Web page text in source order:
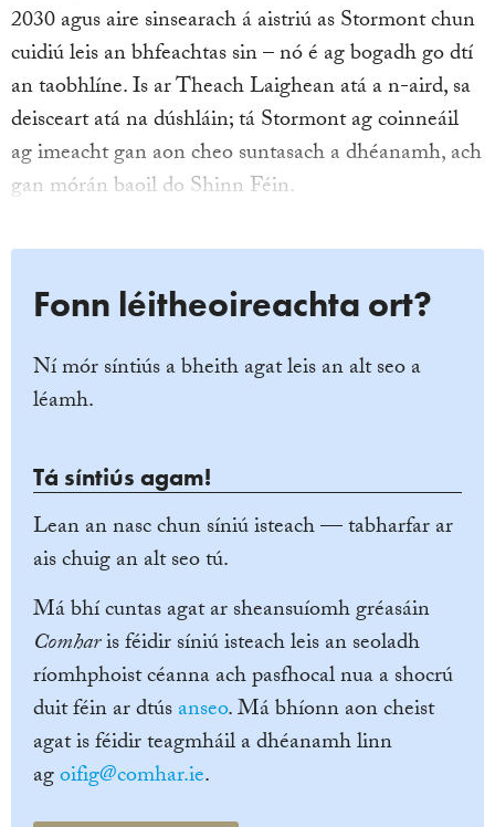
2030 agus aire sinsearach á aistriú as Stormont chun
cuidiú leis an bhfeachtas sin – nó é ag bogadh go dtí
an taobhlíne. Is ar Theach Laighean atá a n-aird, sa
deisceart atá na dúshláin; tá Stormont ag coinneáil
ag imeacht gan aon cheo suntasach a dhéanamh, ach
gan mórán baoil do Shinn Féin.
Fonn léitheoireachta ort?
Ní mór síntiús a bheith agat leis an alt seo a
léamh.
Tá síntiús agam!
Lean an nasc chun síniú isteach — tabharfar ar
ais chuig an alt seo tú.
Má bhí cuntas agat ar sheansuíomh gréasáin
Comharis féidir síniú isteach leis an seoladh
ríomhphoist céanna ach pasfhocal nua a shocrú
duit féin ar dtúsanseo. Má bhíonn aon cheist
agat is féidir teagmháil a dhéanamh linn
agoifig@comhar.ie.